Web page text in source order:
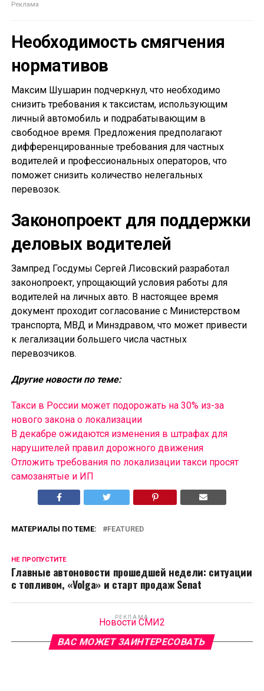
Необходимость смягчения
нормативов
Максим Шушарин подчеркнул, что необходимо
снизить требования к таксистам, использующим
личный автомобиль и подрабатывающим в
свободное время. Предложения предполагают
дифференцированные требования для частных
водителей и профессиональных операторов, что
поможет снизить количество нелегальных
перевозок.
Законопроект для поддержки
деловых водителей
Зампред Госдумы Сергей Лисовский разработал
законопроект, упрощающий условия работы для
водителей на личных авто. В настоящее время
документ проходит согласование с Министерством
транспорта, МВД и Минздравом, что может привести
к легализации большего числа частных
перевозчиков.
Другие новости по теме:
Такси в России может подорожать на 30% из-за
нового закона о локализации
В декабре ожидаются изменения в штрафах для
нарушителей правил дорожного движения
Отложить требования по локализации такси просят
самозанятые и ИП
МАТЕРИАЛЫ ПО ТЕМЕ: FEATURED
НЕ ПРОПУСТИТЕ
Главные автоновости прошедшей недели: ситуации
с топливом, «Volga» и старт продаж Senat
РЕКЛАМА
Новости СМИ2
ВАС МОЖЕТ ЗАИНТЕРЕСОВАТЬ